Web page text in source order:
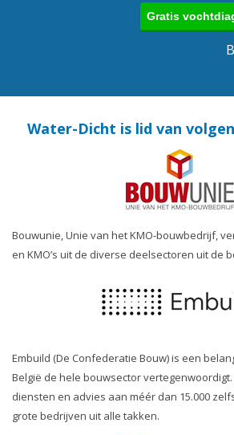
Gratis
Water-Dicht is lid van
Bouwunie, Unie van het KMO-bouwbedrijf,
en KMO’s uit de diverse deelsectoren uit de
Embuild (De Confederatie Bouw) is een
België de hele bouwsector
diensten en advies aan méér dan 15.000
grote bedrijven uit alle takken.